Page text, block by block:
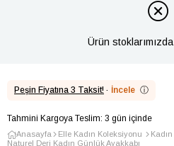
Ürün stoklarımızda
Peşin Fiyatına 3 Taksit! · İncele ⓘ
Tahmini Kargoya Teslim: 3 gün içinde
Anasayfa Elle Kadın Koleksiyonu
Naturel Deri Kadın Günlük Ayakkabı